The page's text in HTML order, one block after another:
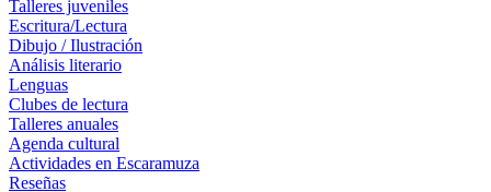
Talleres juveniles
Escritura/Lectura
Dibujo / Ilustración
Análisis literario
Lenguas
Clubes de lectura
Talleres anuales
Agenda cultural
Actividades en Escaramuza
Reseñas